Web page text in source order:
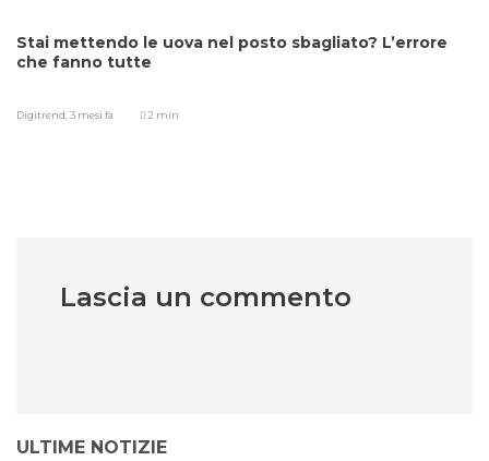
Stai mettendo le uova nel posto sbagliato? L’errore
che fanno tutte
Digitrend,3 mesi fa 2 min
Lascia un commento
ULTIME NOTIZIE